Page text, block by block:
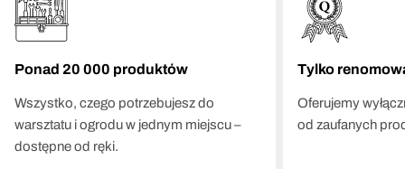
Ponad 20 000 produktów
Wszystko, czego potrzebujesz do
warsztatu i ogrodu w jednym miejscu –
dostępne od ręki.
Tylko
Oferujemy
od zaufanych